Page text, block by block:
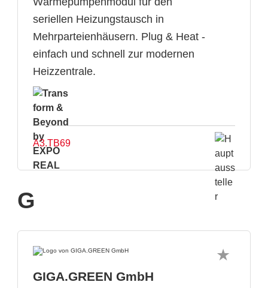
seriellen Heizungstausch in
Mehrparteienhäusern. Plug & Heat -
einfach und schnell zur modernen
Heizzentrale.
A3.TB69
G
GIGA.GREEN GmbH